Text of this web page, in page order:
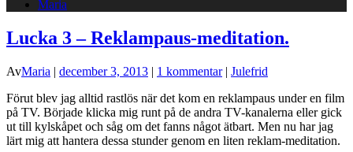
Maria
Lucka 3 – Reklampaus-meditation.
AvMaria | december 3, 2013 | 1 kommentar| Julefrid
Förut blev jag alltid rastlös när det kom en reklampaus under en film
på TV. Började klicka mig runt på de andra TV-kanalerna eller gick
ut till kylskåpet och såg om det fanns något ätbart. Men nu har jag
lärt mig att hantera dessa stunder genom en liten reklam-meditation.